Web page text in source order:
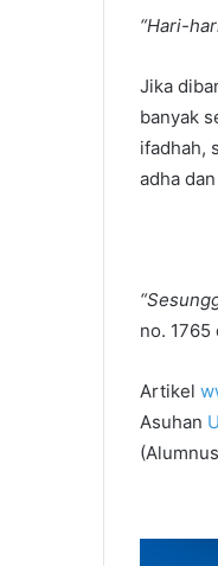
“Hari-
Jika
banyak
ifadhah,
adha
no.
Artikel
Asuhan